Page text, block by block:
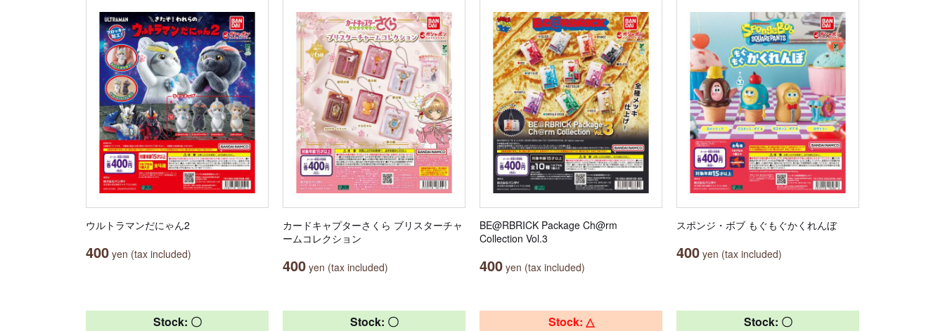
ウルトラマンだにゃん2
400 yen (tax included)
カードキャプターさくら ブリスターチャ
ームコレクション
400 yen (tax included)
BE@RBRICK Package Ch@rm
Collection Vol.3
400 yen (tax included)
スポンジ・ボブ もぐもぐかくれんぼ
400 yen (tax included)
Stock: 〇 Stock: 〇 Stock: △ Stock: 〇